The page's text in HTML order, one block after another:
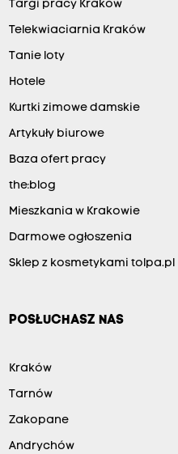
Targi pracy Kraków
Telekwiaciarnia Kraków
Tanie loty
Hotele
Kurtki zimowe damskie
Artykuły biurowe
Baza ofert pracy
the:blog
Mieszkania w Krakowie
Darmowe ogłoszenia
Sklep z kosmetykami tolpa.pl
POSŁUCHASZ NAS
Kraków
Tarnów
Zakopane
Andrychów